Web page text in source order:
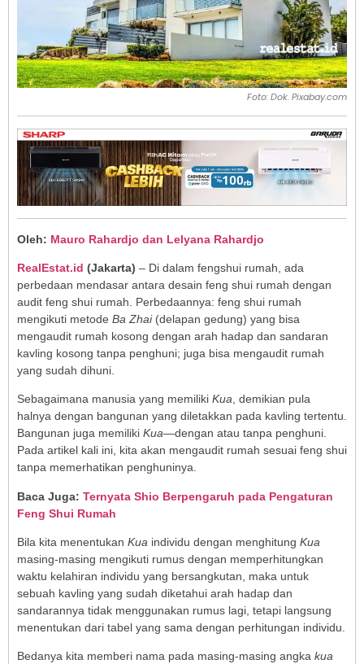
Foto: Dok. Pixabay.com
Oleh: Mauro Rahardjo dan Lelyana Rahardjo
RealEstat.id (Jakarta) – Di dalam fengshui rumah, ada
perbedaan mendasar antara desain feng shui rumah dengan
audit feng shui rumah. Perbedaannya: feng shui rumah
mengikuti metode Ba Zhai (delapan gedung) yang bisa
mengaudit rumah kosong dengan arah hadap dan sandaran
kavling kosong tanpa penghuni; juga bisa mengaudit rumah
yang sudah dihuni.
Sebagaimana manusia yang memiliki Kua, demikian pula
halnya dengan bangunan yang diletakkan pada kavling tertentu.
Bangunan juga memiliki Kua—dengan atau tanpa penghuni.
Pada artikel kali ini, kita akan mengaudit rumah sesuai feng shui
tanpa memerhatikan penghuninya.
Baca Juga: Ternyata Shio Berpengaruh pada Pengaturan
Feng Shui Rumah
Bila kita menentukan Kua individu dengan menghitung Kua
masing-masing mengikuti rumus dengan memperhitungkan
waktu kelahiran individu yang bersangkutan, maka untuk
sebuah kavling yang sudah diketahui arah hadap dan
sandarannya tidak menggunakan rumus lagi, tetapi langsung
menentukan dari tabel yang sama dengan perhitungan individu.
Bedanya kita memberi nama pada masing-masing angka kua